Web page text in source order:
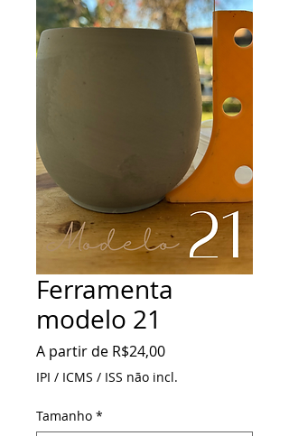
Ferramenta
modelo 21
A partir de R$24,00Preço
promocional
IPI / ICMS / ISS não incl.
Tamanho *